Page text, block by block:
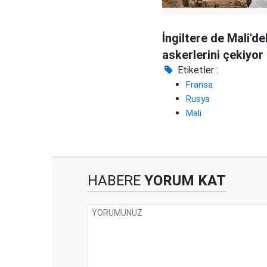
İngiltere de
askerlerini çekiyor
Etiketler :
Fransa
Rusya
Mali
HABERE YORUM KAT